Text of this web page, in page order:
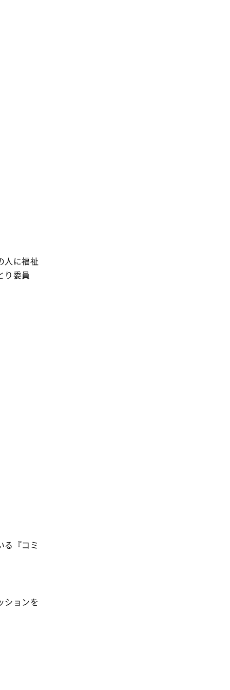
人に福祉
り委員
る『コミ
ションを